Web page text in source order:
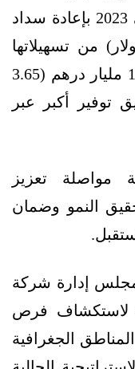
بروج في شهر يناير/كانون الثاني 2023 بإعادة سداد
(500 مليون دولار) من تسهيلاتها
التجارية الآجلة والبالغ قيمتها 13.4 مليار درهم (3.65
توفير أكبر عبر
مواصلة تعزيز
النمو وضمان
2023، فوّض مجلس إدارة شركة
لاستكشاف فرص
الجغرافية